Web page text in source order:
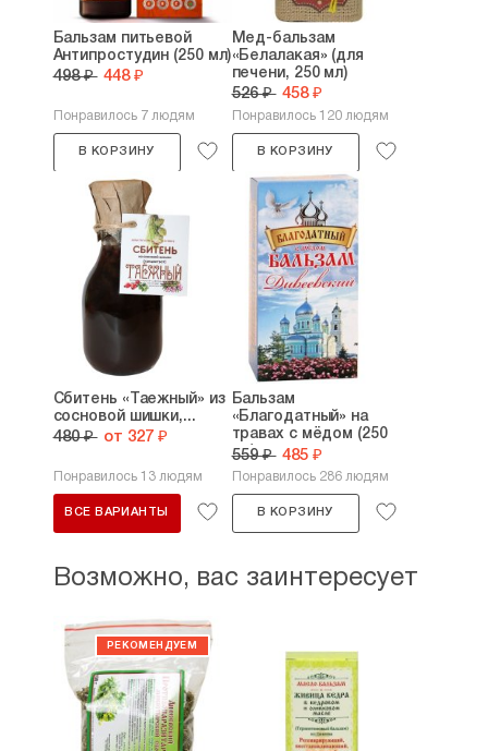
Бальзам питьевой
Антипростудин (250 мл)
498 ₽ 448 ₽
Понравилось 7 людям
В КОРЗИНУ
Мед-бальзам
«Белалакая» (для
печени, 250 мл)
526 ₽ 458 ₽
Понравилось 120 людям
В КОРЗИНУ
Сбитень «Таежный» из
сосновой шишки,...
480 ₽ от 327 ₽
Понравилось 13 людям
ВСЕ ВАРИАНТЫ
Бальзам
«Благодатный» на
травах с мёдом (250
мл)
559 ₽ 485 ₽
Понравилось 286 людям
В КОРЗИНУ
Возможно, вас заинтересует